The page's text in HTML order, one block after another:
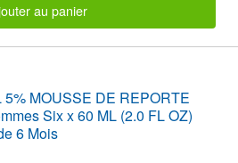
au panier
5% MOUSSE DE REPORTE
Six x 60 ML (2.0 FL OZ)
6 Mois